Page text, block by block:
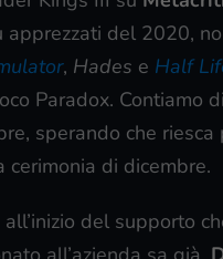
apprezzati del 2020,
Hades
Half
Paradox.
sperando che
di dicembre.
del supporto
all’azienda sa già,